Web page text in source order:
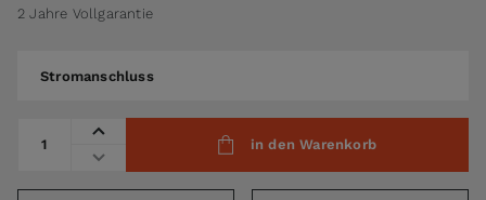
2 Jahre Vollgarantie
Stromanschluss
in den Warenkorb